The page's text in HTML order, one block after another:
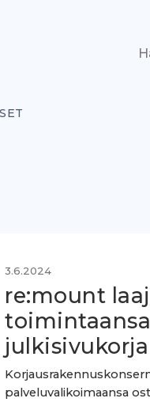
3.6.2024
re:mount
toimintaansa
palveluvalikoimaansa